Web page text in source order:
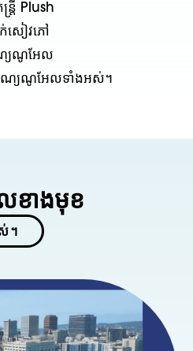
ត្រី Plush
ក់សៀវភៅ
ណ្យណូអែល
តុបុណ្យណូអែលទាំងអស់។
លខាងមុខ
។